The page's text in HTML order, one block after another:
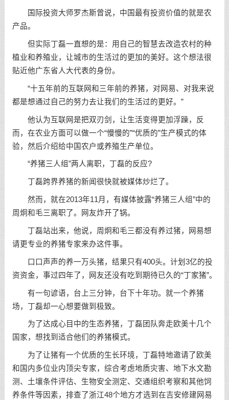
国际投资大师罗杰斯曾说，中国最有投资价值的就是农
产品。
但实际丁磊一直想的是：用自己的智慧去改造农村的种
植业和养殖业，让城市的生活过的更加的美好。这个想法很
贴近他广东省人大代表的身份。
“十五年前的互联网和三年前的养猪，对网易、对我来说
都是想通过自己的努力去让我们的生活过的更好。”
他认为互联网是把双刃剑，让生活变得更加浮躁，反
而，在农业方面可以做一个“慢慢的”“优质的”生产模式的体
验，然后介绍给中国农户或养殖生产单位。
“养猪三人组”两人离职，丁磊的反应?
丁磊跨界养猪的新闻很快就被媒体炒烂了。
然而，就在2013年11月，有媒体披露“养猪三人组”中的
周炯和毛三离职了。网友炸开了锅。
丁磊站出来，他说，周炯和毛三都没有养过猪，网易想
请更专业的养猪专家来办这件事。
口口声声的养一万头猪，结果只有400头。计划3亿的投
资资金，事过四年了，网友还没有吃到期待已久的“丁家猪”。
有一句谚语，台上三分钟，台下十年功。就一个养猪
场，丁磊却一心想要做到极致。
为了达成心目中的生态养猪，丁磊团队奔走欧美十几个
国家，想找到适合他们的养猪模式。
为了让猪有一个优质的生长环境，丁磊特地邀请了欧美
和国内多位业内顶尖专家，综合考虑地质灾害、地下水文勘
测、土壤条件评估、生物安全测定、交通组织考察和其他饲
养条件等因素，排查了浙江48个地方才选到在吉安修建网易